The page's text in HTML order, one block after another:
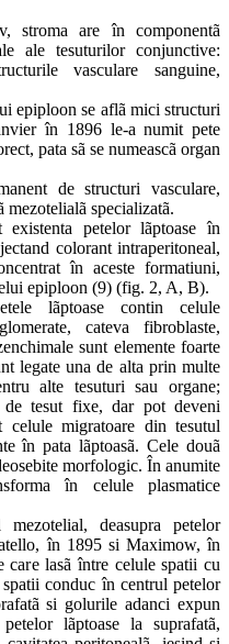
stroma are în componentã
ale tesuturilor conjunctive:
vasculare sanguine,
epiploon se aflã mici structuri
în 1896 le-a numit pete
pata sã se numeascã organ
de structuri vasculare,
mezotelialã specializatã.
existenta petelor lãptoase în
colorant intraperitoneal,
în aceste formatiuni,
epiploon (9) (fig. 2, A, B).
lãptoase contin celule
cateva fibroblaste,
sunt elemente foarte
legate una de alta prin multe
alte tesuturi sau organe;
de tesut fixe, dar pot deveni
migratoare din tesutul
în pata lãptoasã. Cele douã
morfologic. În anumite
în celule plasmatice
deasupra petelor
în 1895 si Maximow, în
care lasã între celule spatii cu
conduc în centrul petelor
si golurile adanci expun
lãptoase la suprafatã,